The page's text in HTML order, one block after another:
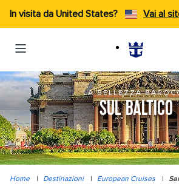
In visita da United States? Vai al
LA BELLEZZA
SUL BALTICO
Home | Destinazioni | European Cruises |